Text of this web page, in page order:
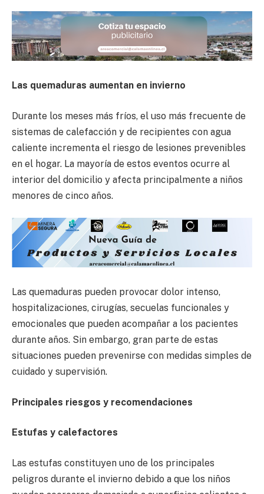
Las quemaduras aumentan en invierno
Durante los meses más fríos, el uso más frecuente de
sistemas de calefacción y de recipientes con agua
caliente incrementa el riesgo de lesiones prevenibles
en el hogar. La mayoría de estos eventos ocurre al
interior del domicilio y afecta principalmente a niños
menores de cinco años.
Las quemaduras pueden provocar dolor intenso,
hospitalizaciones, cirugías, secuelas funcionales y
emocionales que pueden acompañar a los pacientes
durante años. Sin embargo, gran parte de estas
situaciones pueden prevenirse con medidas simples de
cuidado y supervisión.
Principales riesgos y recomendaciones
Estufas y calefactores
Las estufas constituyen uno de los principales
peligros durante el invierno debido a que los niños